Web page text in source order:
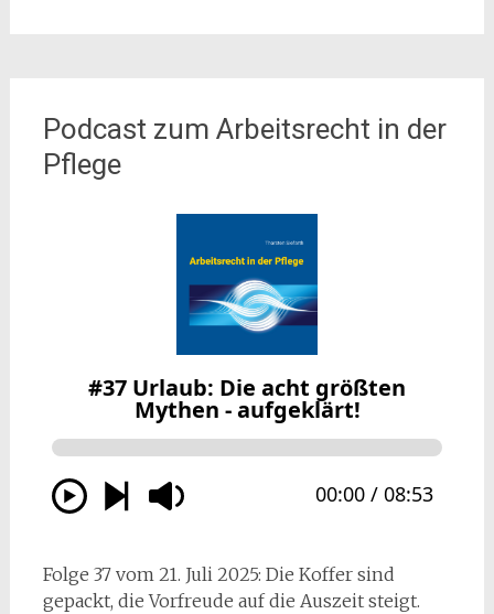
Podcast zum Arbeitsrecht in der
Pflege
Folge 37 vom 21. Juli 2025: Die Koffer sind
gepackt, die Vorfreude auf die Auszeit steigt.